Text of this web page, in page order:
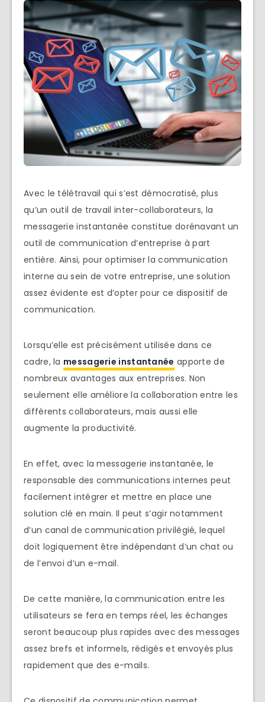
Avec le télétravail qui s’est démocratisé, plus
qu’un outil de travail inter-collaborateurs, la
messagerie instantanée constitue dorénavant un
outil de communication d’entreprise à part
entière. Ainsi, pour optimiser la communication
interne au sein de votre entreprise, une solution
assez évidente est d’opter pour ce dispositif de
communication.
Lorsqu’elle est précisément utilisée dans ce
cadre, la messagerie instantanée apporte de
nombreux avantages aux entreprises. Non
seulement elle améliore la collaboration entre les
différents collaborateurs, mais aussi elle
augmente la productivité.
En effet, avec la messagerie instantanée, le
responsable des communications internes peut
facilement intégrer et mettre en place une
solution clé en main. Il peut s’agir notamment
d’un canal de communication privilégié, lequel
doit logiquement être indépendant d’un chat ou
de l’envoi d’un e-mail.
De cette manière, la communication entre les
utilisateurs se fera en temps réel, les échanges
seront beaucoup plus rapides avec des messages
assez brefs et informels, rédigés et envoyés plus
rapidement que des e-mails.